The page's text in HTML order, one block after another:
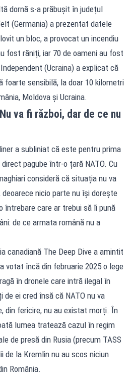
dornă s-a prăbușit în județul
(Germania) a prezentat datele
un bloc, a provocat un incendiu
fost răniți, iar 70 de oameni au fost
(Ucraina) a explicat că
foarte sensibilă, la doar 10 kilometri
Moldova și Ucraina.
va fi război, dar de ce nu
a subliniat că este pentru prima
pagube într-o țară NATO. Cu
consideră că situația nu va
nicio parte nu își dorește
întrebare care ar trebui să îi pună
de ce armata română nu a
canadiană The Deep Dive a amintit
votat încă din februarie 2025 o lege
în dronele care intră ilegal în
ei cred însă că NATO nu va
din fericire, nu au existat morți. În
lumea tratează cazul în regim
de presă din Rusia (precum TASS
de la Kremlin nu au scos niciun
România.